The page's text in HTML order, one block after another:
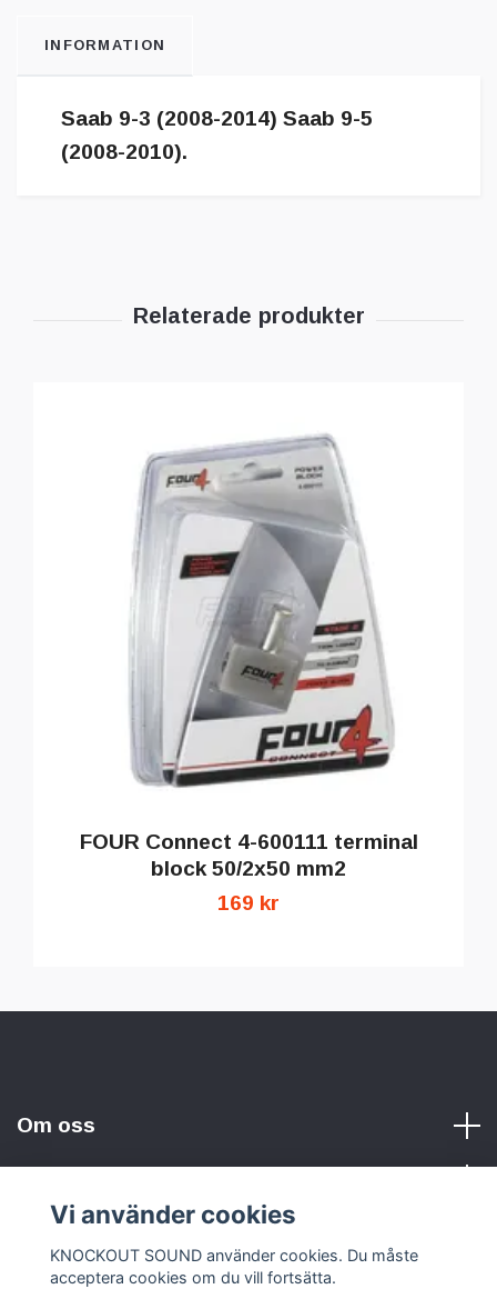
INFORMATION
Saab 9-3 (2008-2014) Saab 9-5
(2008-2010).
FOUR Connect 4-600111 terminal
block 50/2x50 mm2
169 kr
Om oss
Sociala medier
Vi använder cookies
KNOCKOUT SOUND använder cookies. Du måste
acceptera cookies om du vill fortsätta.